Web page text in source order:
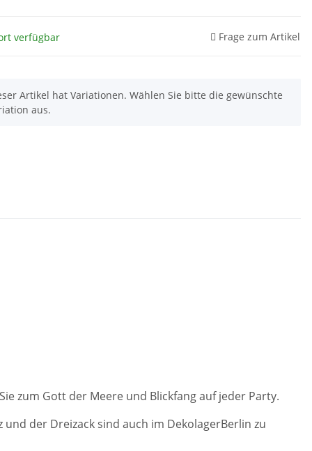
verfügbar Frage zum Artikel
Artikel hat Variationen. Wählen Sie bitte die gewünschte
aus.
zum Gott der Meere und Blickfang auf jeder Party.
der Dreizack sind auch im DekolagerBerlin zu